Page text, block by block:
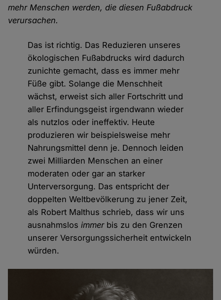
mehr Menschen werden, die diesen Fußabdruck
verursachen.
Das ist richtig. Das Reduzieren unseres
ökologischen Fußabdrucks wird dadurch
zunichte gemacht, dass es immer mehr
Füße gibt. Solange die Menschheit
wächst, erweist sich aller Fortschritt und
aller Erfindungsgeist irgendwann wieder
als nutzlos oder ineffektiv. Heute
produzieren wir beispielsweise mehr
Nahrungsmittel denn je. Dennoch leiden
zwei Milliarden Menschen an einer
moderaten oder gar an starker
Unterversorgung. Das entspricht der
doppelten Weltbevölkerung zu jener Zeit,
als Robert Malthus schrieb, dass wir uns
ausnahmslosimmerbis zu den Grenzen
unserer Versorgungssicherheit entwickeln
würden.